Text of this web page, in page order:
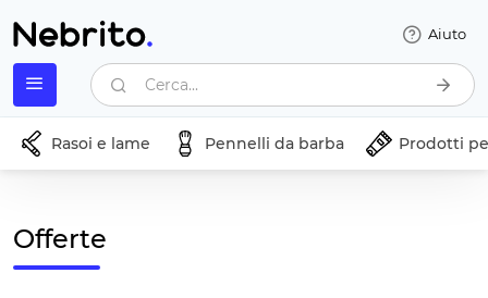
Aiuto
Cerca...
Rasoi e lame Pennelli da barba Prodotti
Offerte